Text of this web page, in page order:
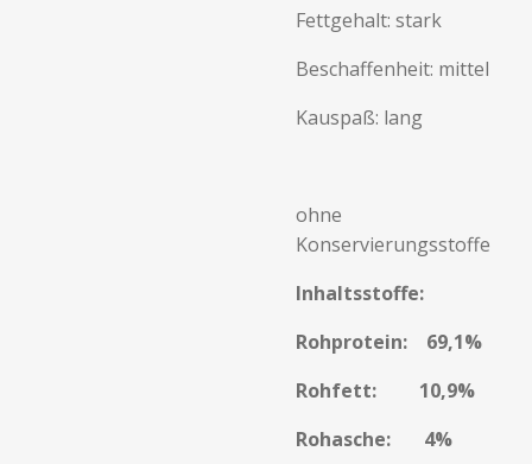
Fettgehalt: stark
Beschaffenheit: mittel
Kauspaß: lang
ohne
Konservierungsstoffe
Inhaltsstoffe:
Rohprotein: 69,1%
Rohfett: 10,9%
Rohasche: 4%